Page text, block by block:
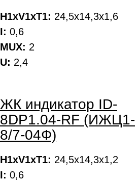
H1xV1xT1: 24,5х14,3х1,6
I: 0,6
MUX: 2
U: 2,4
ЖК индикатор ID-
8DP1.04-RF (ИЖЦ1-
8/7-04Ф)
H1xV1xT1: 24,5х14,3х1,2
I: 0,6